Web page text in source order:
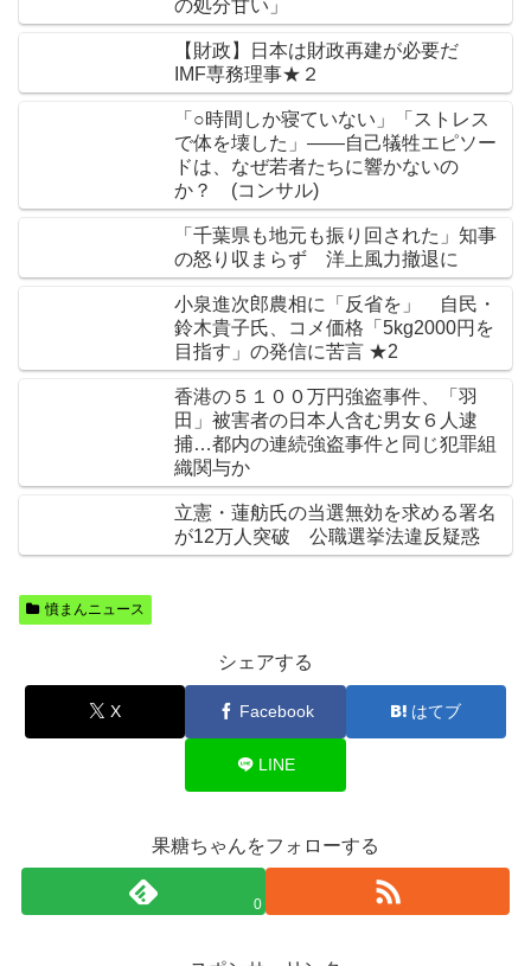
の処分甘い」
【財政】日本は財政再建が必要だ
IMF専務理事★２
「○時間しか寝ていない」「ストレス
で体を壊した」――自己犠牲エピソー
ドは、なぜ若者たちに響かないの
か？ (コンサル)
「千葉県も地元も振り回された」知事
の怒り収まらず 洋上風力撤退に
小泉進次郎農相に「反省を」 自民・
鈴木貴子氏、コメ価格「5kg2000円を
目指す」の発信に苦言 ★2
香港の５１００万円強盗事件、「羽
田」被害者の日本人含む男女６人逮
捕…都内の連続強盗事件と同じ犯罪組
織関与か
立憲・蓮舫氏の当選無効を求める署名
が12万人突破 公職選挙法違反疑惑
憤まんニュース
シェアする
X Facebook はてブ
LINE
果糖ちゃんをフォローする
0